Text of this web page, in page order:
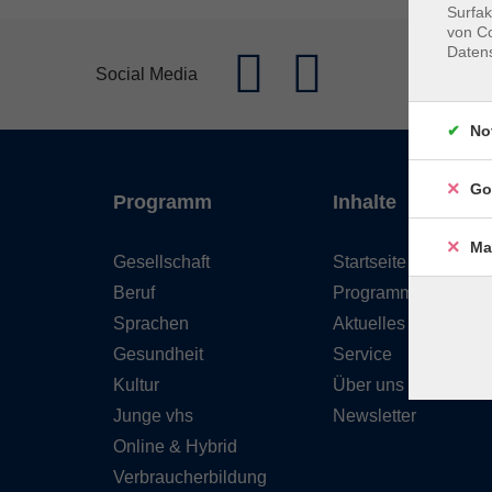
Social Media
Programm
Gesellschaft
Beruf
Sprachen
Gesundheit
Kultur
Junge vhs
Online & Hybrid
Verbraucherbildung
Inhalte
Startseite
Programm
Aktuelles
Service
Über uns
Newsletter
von